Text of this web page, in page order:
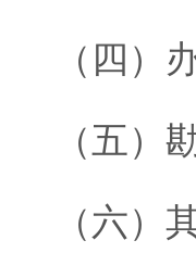
（四）
（五）
（六）